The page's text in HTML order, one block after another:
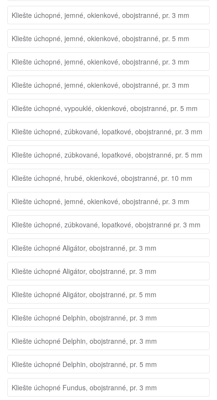
Kliešte úchopné, jemné, okienkové, obojstranné, pr. 3 mm
Kliešte úchopné, jemné, okienkové, obojstranné, pr. 5 mm
Kliešte úchopné, jemné, okienkové, obojstranné, pr. 3 mm
Kliešte úchopné, jemné, okienkové, obojstranné, pr. 3 mm
Kliešte úchopné, vypouklé, okienkové, obojstranné, pr. 5 mm
Kliešte úchopné, zúbkované, lopatkové, obojstranné, pr. 3 mm
Kliešte úchopné, zúbkované, lopatkové, obojstranné, pr. 5 mm
Kliešte úchopné, hrubé, okienkové, obojstranné, pr. 10 mm
Kliešte úchopné, jemné, okienkové, obojstranné, pr. 3 mm
Kliešte úchopné, zúbkované, lopatkové, obojstranné pr. 3 mm
Kliešte úchopné Aligátor, obojstranné, pr. 3 mm
Kliešte úchopné Aligátor, obojstranné, pr. 3 mm
Kliešte úchopné Aligátor, obojstranné, pr. 5 mm
Kliešte úchopné Delphin, obojstranné, pr. 3 mm
Kliešte úchopné Delphin, obojstranné, pr. 3 mm
Kliešte úchopné Delphin, obojstranné, pr. 5 mm
Kliešte úchopné Fundus, obojstranné, pr. 3 mm